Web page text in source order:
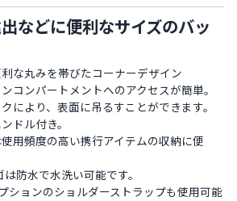
などに便利なサイズのバッ
な丸みを帯びたコーナーデザイン
コンパートメントへのアクセスが簡単。
により、表面に吊るすことができます。
ドル付き。
用頻度の高い携行アイテムの収納に便
防水で水洗い可能です。
ションのショルダーストラップも使用可能